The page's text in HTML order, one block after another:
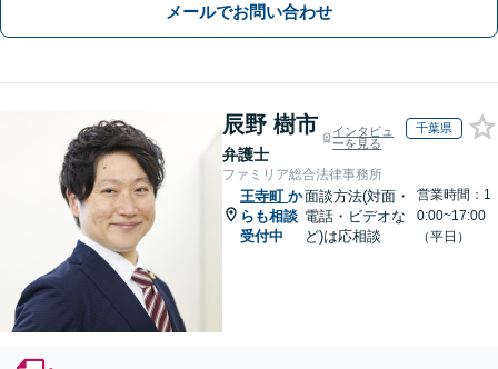
メールでお問い合わせ
辰野 樹市
弁護士
インタビュ
ーを見る
千葉県
ファミリア総合法律事務所
王寺町 か
らも相談
受付中
面談方法(対面・
電話・ビデオな
ど)は応相談
営業時間：1
0:00~17:00
（平日）